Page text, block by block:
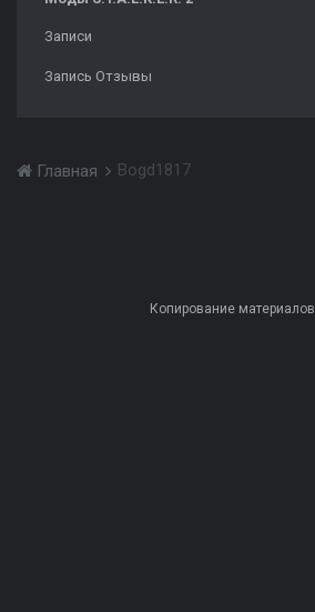
Записи
Запись Отзывы
Главная Bogd1817
Копирование